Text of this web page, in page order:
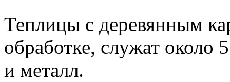
Теплицы с деревянным
обработке, служат около
и металл.